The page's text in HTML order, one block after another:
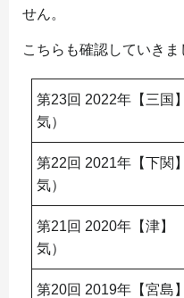
せん。
こちらも確認していきま
第23回 2022年【三
気）
第22回 2021年【下
気）
第21回 2020年【津
気）
第20回 2019年【宮